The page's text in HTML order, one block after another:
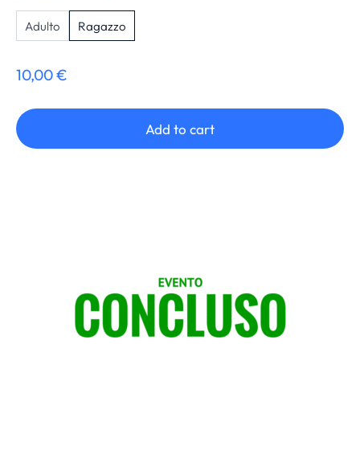
Adulto Ragazzo
10,00€
Add to cart